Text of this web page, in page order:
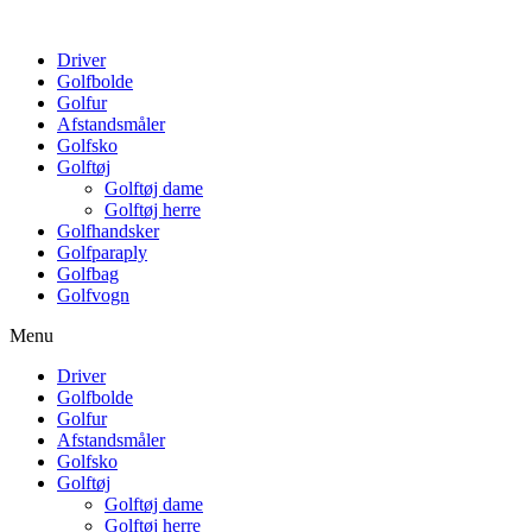
Driver
Golfbolde
Golfur
Afstandsmåler
Golfsko
Golftøj
Golftøj dame
Golftøj herre
Golfhandsker
Golfparaply
Golfbag
Golfvogn
Menu
Driver
Golfbolde
Golfur
Afstandsmåler
Golfsko
Golftøj
Golftøj dame
Golftøj herre